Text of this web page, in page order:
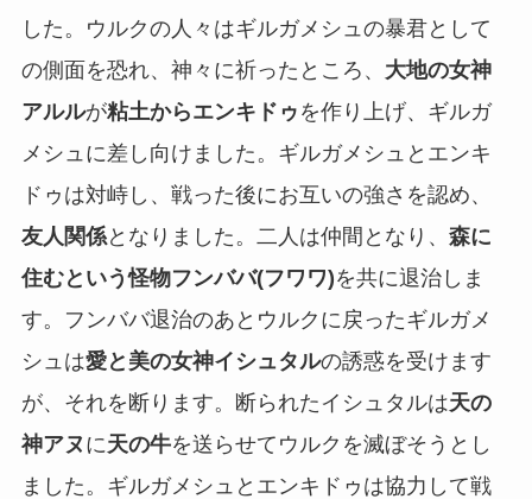
した。ウルクの人々はギルガメシュの暴君として
の側面を恐れ、神々に祈ったところ、 大地の女神
アルルが粘土からエンキドゥ を作り上げ、ギルガ
メシュに差し向けました。ギルガメシュとエンキ
ドゥは対峙し、戦った後にお互いの強さを認め、
友人関係となりました。二人は仲間となり、 森に
住むという怪物フンババ(フワワ)を共に退治しま
す。フンババ退治のあとウルクに戻ったギルガメ
シュは愛と美の女神イシュタルの誘惑を受けます
が、それを断ります。断られたイシュタルは天の
神アヌ に天の牛を送らせてウルクを滅ぼそうとし
ました。ギルガメシュとエンキドゥは協力して戦